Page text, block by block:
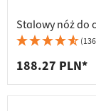
Stalowy nóż do
188.27 PLN*